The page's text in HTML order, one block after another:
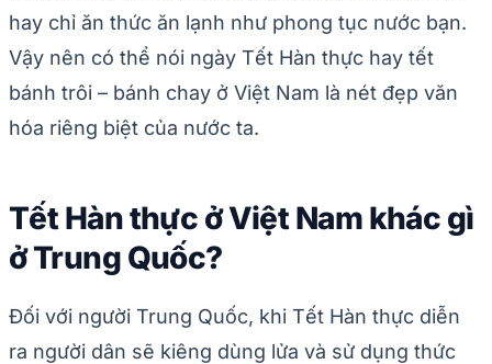
hay chỉ ăn thức ăn lạnh như phong tục nước bạn.
Vậy nên có thể nói ngày Tết Hàn thực hay tết
bánh trôi – bánh chay ở Việt Nam là nét đẹp văn
hóa riêng biệt của nước ta.
Tết Hàn thực ở Việt Nam khác gì
ở Trung Quốc?
Đối với người Trung Quốc, khi Tết Hàn thực diễn
ra người dân sẽ kiêng dùng lửa và sử dụng thức